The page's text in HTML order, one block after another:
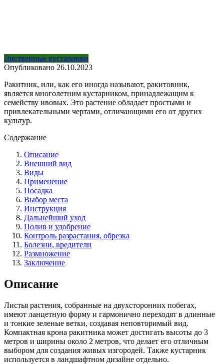
Лиственные кустарники
Опубликовано 26.10.2023
Ракитник, или, как его иногда называют, ракитовник,
является многолетним кустарником, принадлежащим к
семейству ивовых. Это растение обладает простыми и
привлекательными чертами, отличающими его от других
культур.
Содержание
Описание
Внешний вид
Виды
Применение
Посадка
Выбор места
Инструкция
Дальнейший уход
Полив и удобрение
Контроль разрастания, обрезка
Болезни, вредители
Размножение
Заключение
Описание
Листья растения, собранные на двухсторонних побегах,
имеют ланцетную форму и гармонично переходят в длинные
и тонкие зеленые ветки, создавая неповторимый вид.
Компактная крона ракитника может достигать высоты до 3
метров и ширины около 2 метров, что делает его отличным
выбором для создания живых изгородей. Также кустарник
используется в ландшафтном дизайне отдельно.